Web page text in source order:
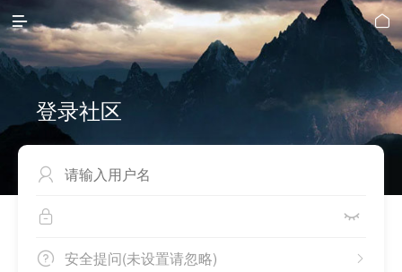
 
登录社区

 
 
安全提问(未设置请忽略)